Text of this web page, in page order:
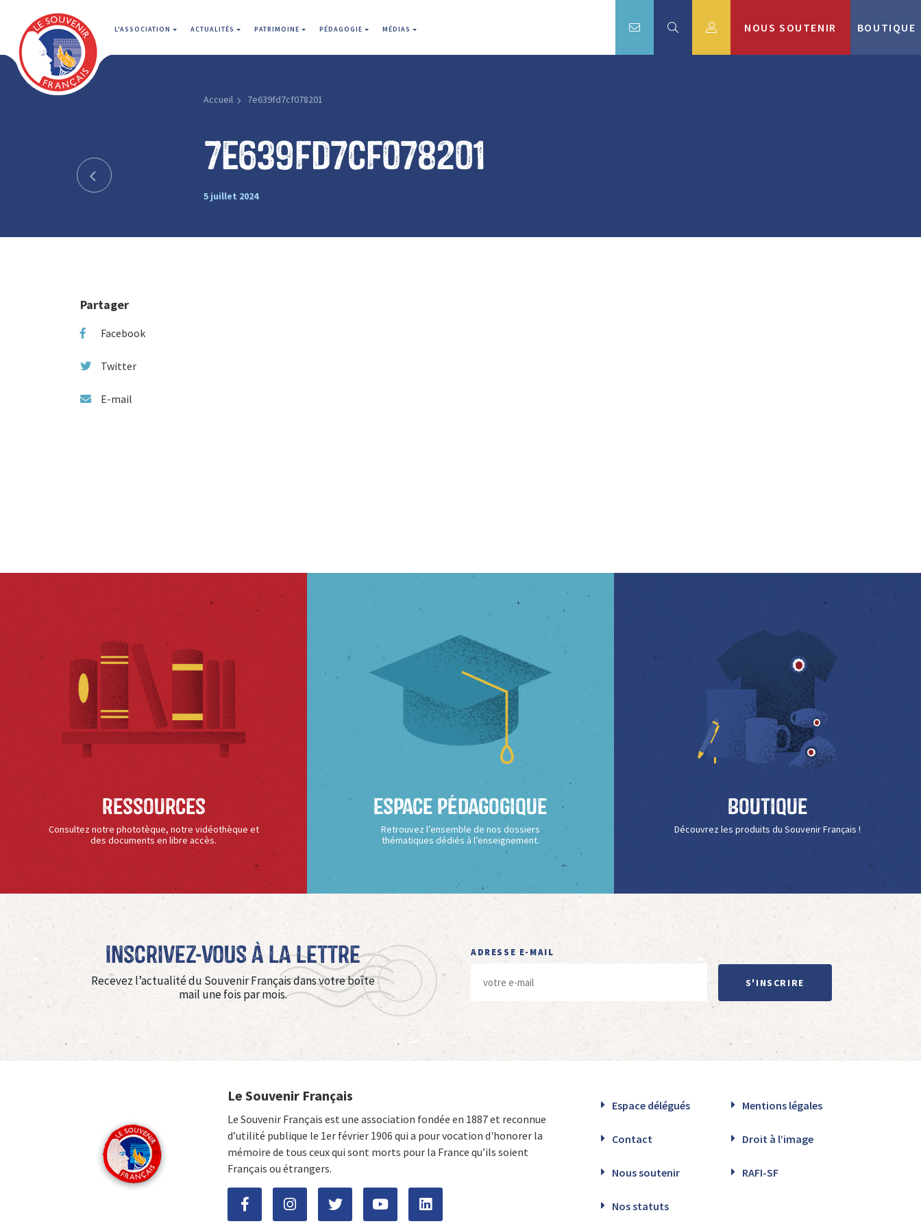
L'ASSOCIATION ACTUALITÉS PATRIMOINE PÉDAGOGIE MÉDIAS NOUS SOUTENIR BOUTIQUE
Accueil 7e639fd7cf078201
7e639fd7cf078201
5 juillet 2024
Partager
Facebook
Twitter
E-mail
Ressources
Consultez notre phototèque, notre vidéothèque et
des documents en libre accès.
Espace Pédagogique
Retrouvez l’ensemble de nos dossiers
thématiques dédiés à l’enseignement.
Boutique
Découvrez les produits du Souvenir Français !
Inscrivez-vous à La Lettre
Recevez l’actualité du Souvenir Français dans votre boîte
mail une fois par mois.
ADRESSE E-MAIL
S'INSCRIRE
Le Souvenir Français
Le Souvenir Français est une association fondée en 1887 et reconnue
d’utilité publique le 1er février 1906 qui a pour vocation d'honorer la
mémoire de tous ceux qui sont morts pour la France qu’ils soient
Français ou étrangers.
Espace délégués Mentions légales
Contact Droit à l’image
Nous soutenir RAFI-SF
Nos statuts